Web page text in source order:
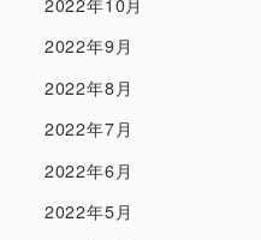
2022年9月
2022年8月
2022年7月
2022年6月
2022年5月